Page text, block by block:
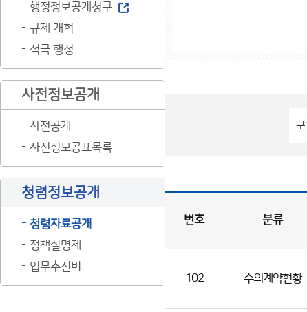
행정정보공개청구
규제 개혁
적극 행정
사전정보공개
사전공개
사전정보공표목록
청렴정보공개
청렴자료공개
정책실명제
업무추진비
목
록
번호 분류
102 수의계약현황